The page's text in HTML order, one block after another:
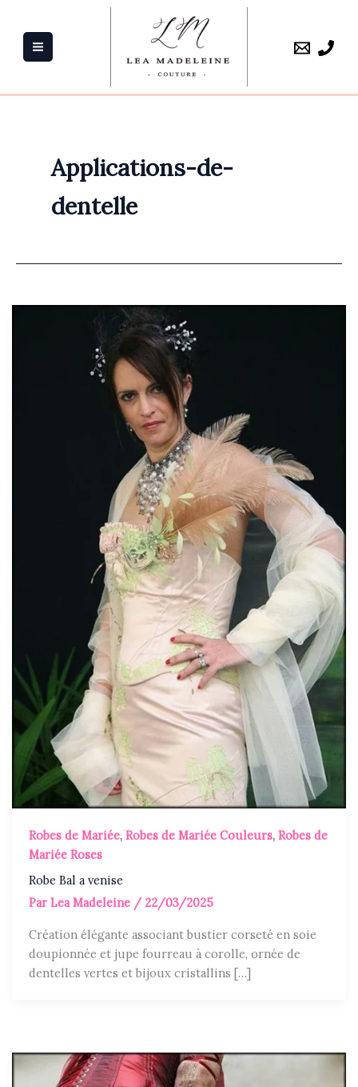
contenu
Applications-de-
dentelle
Robes de Mariée,Robes de Mariée Couleurs,Robes de
Mariée Roses
Robe Bal a venise
ParLea Madeleine / 22/03/2025
Création élégante associant bustier corseté en soie
doupionnée et jupe fourreau à corolle, ornée de
dentelles vertes et bijoux cristallins […]